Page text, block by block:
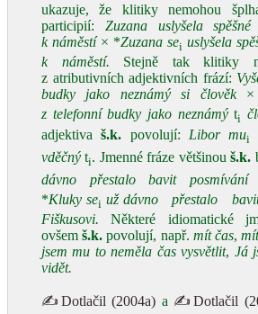
ukazuje, že klitiky nemohou
participií: Zuzana uslyšela
k náměstí× *Zuzana sei uslyšela
k náměstí. Stejně tak klitiky
z atributivních adjektivních frází:
budky jako neznámý si člověk×
z telefonní budky jako neznámýti
adjektivaš.k. povolují: Libor mui
vděčný ti. Jmenné fráze většinouš.k.
dávno
přestalo bavit posmívání
*Kluky sei už dávno přestalo
Fiškusovi. Některé idiomatické
ovšemš.k. povolují, např. mít čas,
jsem mu to neměla čas vysvětlit, Já
vidět.
✍Dotlačil (2004a) a ✍Dotlačil